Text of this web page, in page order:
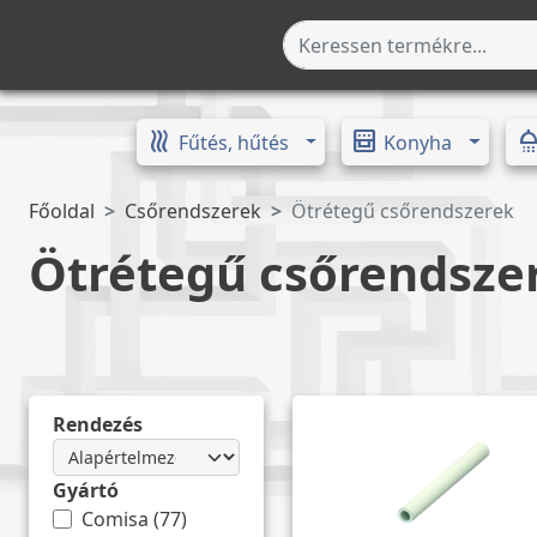
heat Fűtés, hűtés Toggle Dropdown
oven_gen Konyha shower
Főoldal Csőrendszerek Ötrétegű csőrendszerek
Ötrétegű
Rendezés
Gyártó
Comisa (77)